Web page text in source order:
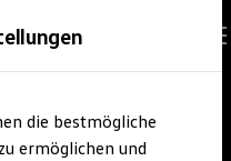
entdecken
die bestmögliche
ermöglichen und